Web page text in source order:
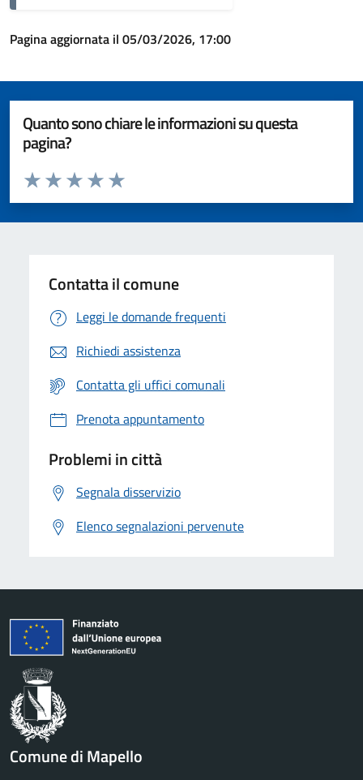
Pagina aggiornata il 05/03/2026, 17:00
Quanto sono chiare le informazioni su questa
pagina?
Valuta da 1 a 5 stelle la pagina
Valuta 5 stelle su 5
Valuta 4 stelle su 5
Valuta 3 stelle su 5
Valuta 2 stelle su 5
Valuta 1 stelle su 5
Contatta il comune
Leggi le domande frequenti
Richiedi assistenza
Contatta gli uffici comunali
Prenota appuntamento
Problemi in città
Segnala disservizio
Elenco segnalazioni pervenute
Comune di Mapello